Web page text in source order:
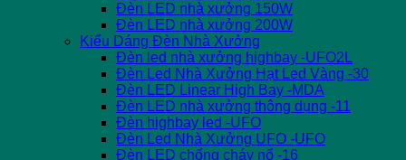
Đèn LED nhà xưởng 150W
Đèn LED nhà xưởng 200W
Kiểu Dáng Đèn Nhà Xưởng
Đèn led nhà xưởng highbay -UFO2L
Đèn Led Nhà Xưởng Hạt Led Vàng -30
Đèn LED Linear High Bay -MDA
Đèn LED nhà xưởng thông dụng -11
Đèn highbay led -UFO
Đèn Led Nhà Xưởng UFO -UFO
Đèn LED chống cháy nổ -16